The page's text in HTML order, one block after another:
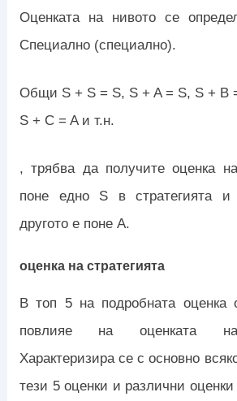
Оценката на нивото се
Специално (специално).
Общи S + S = S, S + A = S, S + B
S + C = A и т.н.
, трябва да получите оценка
поне едно S в стратегията и
другото е поне A.
оценка на стратегията
В топ 5 на подробната оценка
повлияе на оценката на
Характеризира се с основно
тези 5 оценки и различни